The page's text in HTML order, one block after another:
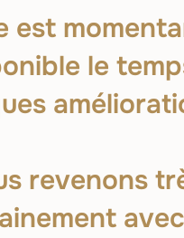
est
le
revenons